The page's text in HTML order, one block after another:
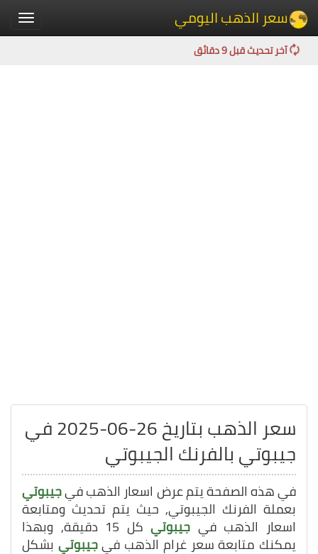
Toggle سعر الذهب اليومي
آخر تحديث قبل 9 دقائق
سعر الذهب بتاريخ 26-06-2025 في
جيبوتي بالفرنك الجيبوتي
في هذه الصفحة يتم عرض اسعار الذهب فيجيبوتي
بعملة الفرنك الجيبوتي, حيث يتم تحديث ومتابعة
اسعار الذهب في جيبوتي كل 15 دقيقة, وبهذا
يمكنك متابعة سعر غرام الذهب فيجيبوتي بشكل